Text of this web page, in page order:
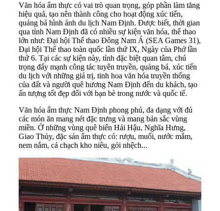
Văn hóa ẩm thực có vai trò quan trọng, góp phần làm tăng
hiệu quả, tạo nên thành công cho hoạt động xúc tiến,
quảng bá hình ảnh du lịch Nam Định. Được biết, thời gian
qua tỉnh Nam Định đã có nhiều sự kiện văn hóa, thể thao
lớn như: Đại hội Thể thao Đông Nam Á (SEA Games 31),
Đại hội Thể thao toàn quốc lần thứ IX, Ngày của Phở lần
thứ 6. Tại các sự kiện này, tỉnh đặc biệt quan tâm, chú
trọng đẩy mạnh công tác tuyên truyền, quảng bá, xúc tiến
du lịch với những giá trị, tinh hoa văn hóa truyền thống
của đất và người quê hương Nam Định đến du khách, tạo
ấn tượng tốt đẹp đối với bạn bè trong nước và quốc tế.
Văn hóa ẩm thực Nam Định phong phú, đa dạng với đủ
các món ăn mang nét đặc trưng và mang bản sắc vùng
miền. Ở những vùng quê biển Hải Hậu, Nghĩa Hưng,
Giao Thủy, đặc sản ẩm thực có: rượu, muối, nước mắm,
nem nắm, cá chạch kho niêu, gỏi nhệch...